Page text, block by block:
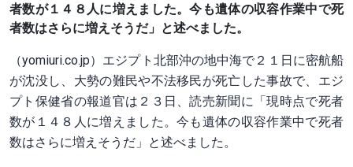
者数が１４８人に増えました。今も遺体の収容作業中で死
者数はさらに増えそうだ」と述べました。
（yomiuri.co.jp）エジプト北部沖の地中海で２１日に密航船
が沈没し、大勢の難民や不法移民が死亡した事故で、エジ
プト保健省の報道官は２３日、読売新聞に「現時点で死者
数が１４８人に増えました。今も遺体の収容作業中で死者
数はさらに増えそうだ」と述べました。